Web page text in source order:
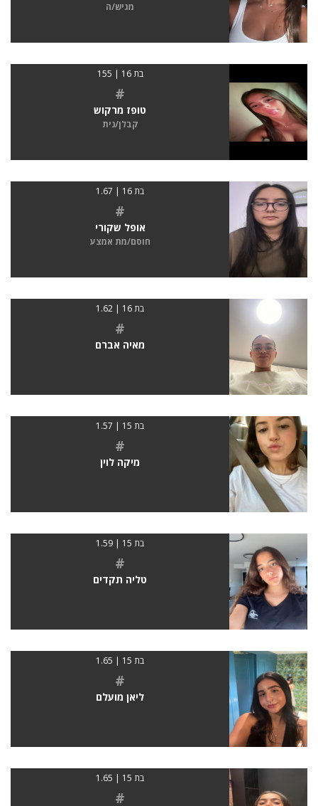
מגיש/ה
בת 16 | 155
#
טופז מרקוש
קבלן/נית
בת 16 | 1.67
#
אופל שקורי
חוסם/מת אמצע
בת 16 | 1.62
#
מאיה אברם
בת 15 | 1.57
#
מיקה לוין
בת 15 | 1.59
#
טליה תקדים
בת 15 | 1.65
#
ליאן מועלם
בת 15 | 1.65
#